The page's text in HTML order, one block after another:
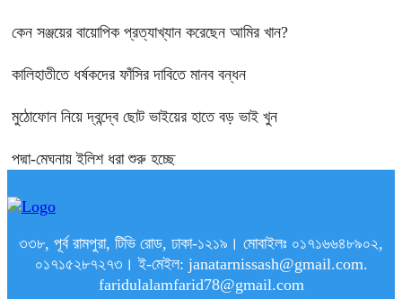
কেন সঞ্জয়ের বায়োপিক প্রত্যাখ্যান করেছেন আমির খান?
কালিহাতীতে ধর্ষকদের ফাঁসির দাবিতে মানব বন্ধন
মুঠোফোন নিয়ে দ্বন্দ্বে ছোট ভাইয়ের হাতে বড় ভাই খুন
পদ্মা-মেঘনায় ইলিশ ধরা শুরু হচ্ছে
৩৩৮, পূর্ব রামপুরা, টিভি রোড, ঢাকা-১২১৯। মোবাইলঃ ০১৭১৬৬৪৮৯০২,
০১৭১৫২৮৭২৭৩। ই-মেইল: janatarnissash@gmail.com.
faridulalamfarid78@gmail.com